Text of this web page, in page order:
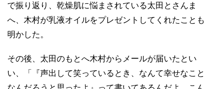
で振り返り、乾燥肌に悩まされている太田とさんま
へ、木村が乳液オイルをプレゼントしてくれたことも
明かした。
その後、太田のもとへ木村からメールが届いたとい
い、「『声出して笑っているとき、なんて幸せなこと